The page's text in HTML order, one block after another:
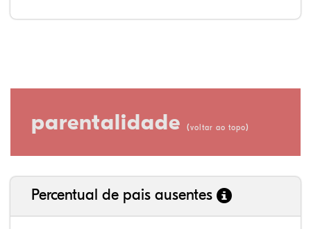
parentalidade (voltar ao topo)
Percentual de pais ausentes